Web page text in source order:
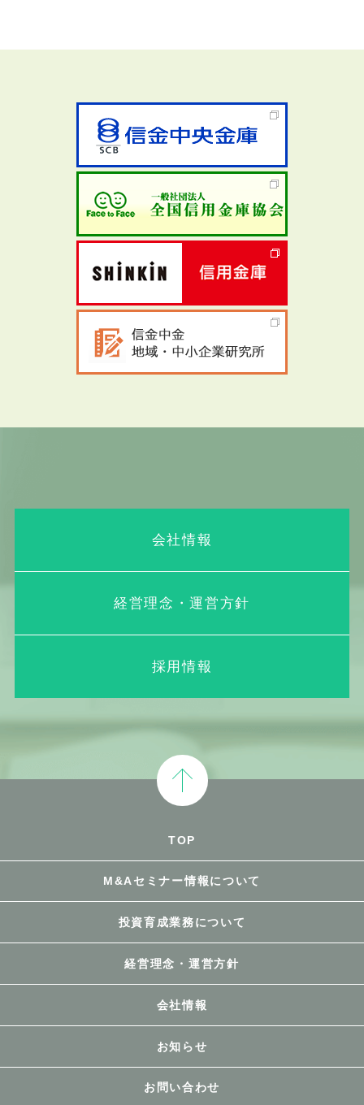
会社情報
経営理念・運営方針
採用情報
TOP
M&Aセミナー情報について
投資育成業務について
経営理念・運営方針
会社情報
お知らせ
お問い合わせ